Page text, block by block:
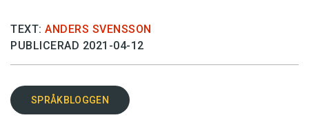
TEXT: ANDERS SVENSSON
PUBLICERAD 2021-04-12
SPRÅKBLOGGEN